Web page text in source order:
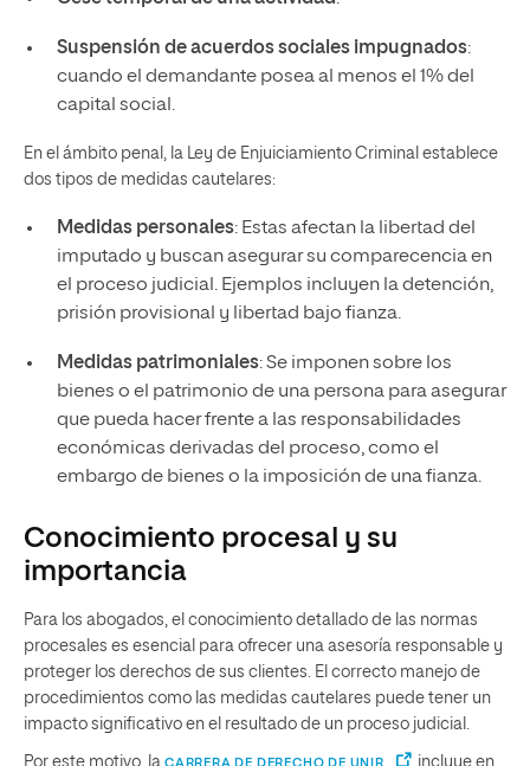
Suspensión de acuerdos sociales impugnados:
cuando el demandante posea al menos el 1% del
capital social.
En el ámbito penal, la Ley de Enjuiciamiento Criminal establece
dos tipos de medidas cautelares:
Medidas personales: Estas afectan la libertad del
imputado y buscan asegurar su comparecencia en
el proceso judicial. Ejemplos incluyen la detención,
prisión provisional y libertad bajo fianza.
Medidas patrimoniales: Se imponen sobre los
bienes o el patrimonio de una persona para asegurar
que pueda hacer frente a las responsabilidades
económicas derivadas del proceso, como el
embargo de bienes o la imposición de una fianza.
Conocimiento procesal y su
importancia
Para los abogados, el conocimiento detallado de las normas
procesales es esencial para ofrecer una asesoría responsable y
proteger los derechos de sus clientes. El correcto manejo de
procedimientos como las medidas cautelares puede tener un
impacto significativo en el resultado de un proceso judicial.
Por este motivo, la CARRERA DE DERECHO DE UNIR
incluye en